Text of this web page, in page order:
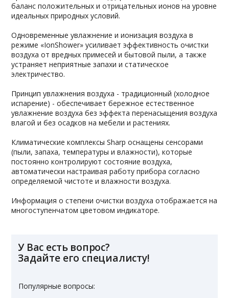
баланс положительных и отрицательных ионов на уровне
идеальных природных условий.
Одновременные увлажнение и ионизация воздуха в
режиме «IonShower» усиливает эффективность очистки
воздуха от вредных примесей и бытовой пыли, а также
устраняет неприятные запахи и статическое
электричество.
Принцип увлажнения воздуха - традиционный (холодное
испарение) - обеспечивает бережное естественное
увлажнение воздуха без эффекта перенасыщения воздуха
влагой и без осадков на мебели и растениях.
Климатические комплексы Sharp оснащены сенсорами
(пыли, запаха, температуры и влажности), которые
постоянно контролируют состояние воздуха,
автоматически настраивая работу прибора согласно
определяемой чистоте и влажности воздуха.
Информация о степени очистки воздуха отображается на
многоступенчатом цветовом индикаторе.
У Вас есть вопрос?
Задайте его специалисту!
Популярные вопросы: